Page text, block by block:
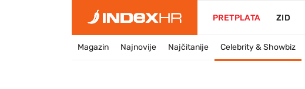
PRETPLATA ZID
Magazin Najnovije Najčitanije Celebrity & Showbiz